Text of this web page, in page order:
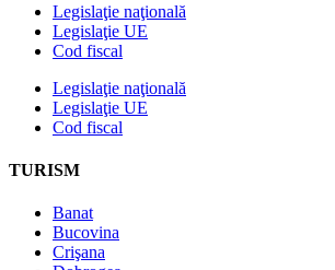
Legislaţie naţională
Legislaţie UE
Cod fiscal
Legislaţie naţională
Legislaţie UE
Cod fiscal
TURISM
Banat
Bucovina
Crişana